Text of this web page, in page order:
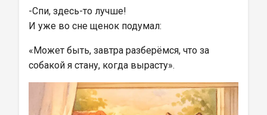
-Спи, здесь-то лучше!
И уже во сне щенок подумал:
«Может быть, завтра разберёмся, что за
собакой я стану, когда вырасту».